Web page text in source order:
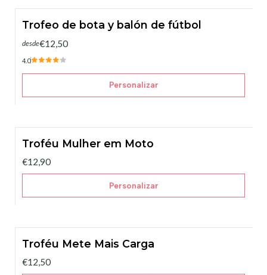
Trofeo de bota y balón de fútbol
desde€12,50
4.0
Personalizar
Troféu Mulher em Moto
€12,90
Personalizar
Troféu Mete Mais Carga
€12,50